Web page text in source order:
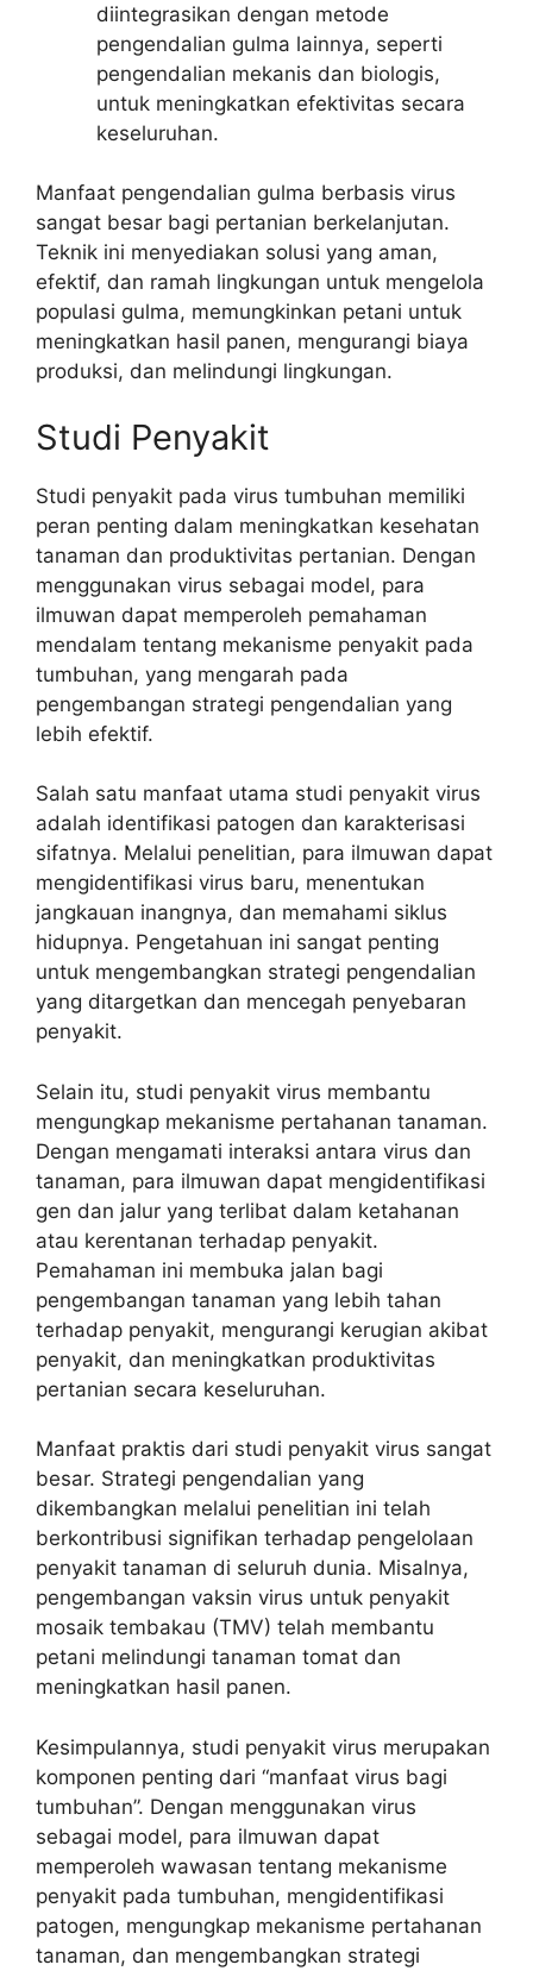
diintegrasikan dengan metode
pengendalian gulma lainnya, seperti
pengendalian mekanis dan biologis,
untuk meningkatkan efektivitas secara
keseluruhan.
Manfaat pengendalian gulma berbasis virus
sangat besar bagi pertanian berkelanjutan.
Teknik ini menyediakan solusi yang aman,
efektif, dan ramah lingkungan untuk mengelola
populasi gulma, memungkinkan petani untuk
meningkatkan hasil panen, mengurangi biaya
produksi, dan melindungi lingkungan.
Studi Penyakit
Studi penyakit pada virus tumbuhan memiliki
peran penting dalam meningkatkan kesehatan
tanaman dan produktivitas pertanian. Dengan
menggunakan virus sebagai model, para
ilmuwan dapat memperoleh pemahaman
mendalam tentang mekanisme penyakit pada
tumbuhan, yang mengarah pada
pengembangan strategi pengendalian yang
lebih efektif.
Salah satu manfaat utama studi penyakit virus
adalah identifikasi patogen dan karakterisasi
sifatnya. Melalui penelitian, para ilmuwan dapat
mengidentifikasi virus baru, menentukan
jangkauan inangnya, dan memahami siklus
hidupnya. Pengetahuan ini sangat penting
untuk mengembangkan strategi pengendalian
yang ditargetkan dan mencegah penyebaran
penyakit.
Selain itu, studi penyakit virus membantu
mengungkap mekanisme pertahanan tanaman.
Dengan mengamati interaksi antara virus dan
tanaman, para ilmuwan dapat mengidentifikasi
gen dan jalur yang terlibat dalam ketahanan
atau kerentanan terhadap penyakit.
Pemahaman ini membuka jalan bagi
pengembangan tanaman yang lebih tahan
terhadap penyakit, mengurangi kerugian akibat
penyakit, dan meningkatkan produktivitas
pertanian secara keseluruhan.
Manfaat praktis dari studi penyakit virus sangat
besar. Strategi pengendalian yang
dikembangkan melalui penelitian ini telah
berkontribusi signifikan terhadap pengelolaan
penyakit tanaman di seluruh dunia. Misalnya,
pengembangan vaksin virus untuk penyakit
mosaik tembakau (TMV) telah membantu
petani melindungi tanaman tomat dan
meningkatkan hasil panen.
Kesimpulannya, studi penyakit virus merupakan
komponen penting dari “manfaat virus bagi
tumbuhan”. Dengan menggunakan virus
sebagai model, para ilmuwan dapat
memperoleh wawasan tentang mekanisme
penyakit pada tumbuhan, mengidentifikasi
patogen, mengungkap mekanisme pertahanan
tanaman, dan mengembangkan strategi